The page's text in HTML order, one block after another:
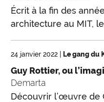
Écrit à la fin des
architecture au MIT,
24 janvier 2022 Le gang du
Guy Rottier, ou
Demarta
Découvrir l’œuvre de